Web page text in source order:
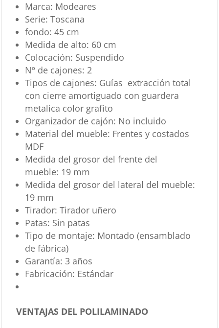
Marca: Modeares
Serie: Toscana
fondo: 45 cm
Medida de alto: 60 cm
Colocación: Suspendido
Nº de cajones: 2
Tipos de cajones: Guías extracción total
con cierre amortiguado con guardera
metalica color grafito
Organizador de cajón: No incluido
Material del mueble: Frentes y costados
MDF
Medida del grosor del frente del
mueble: 19 mm
Medida del grosor del lateral del mueble:
19 mm
Tirador: Tirador uñero
Patas: Sin patas
Tipo de montaje: Montado (ensamblado
de fábrica)
Garantía: 3 años
Fabricación: Estándar
VENTAJAS DEL POLILAMINADO